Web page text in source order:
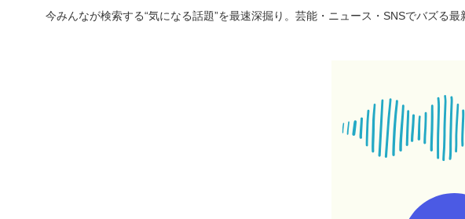
今みんなが検索する“気になる話題”を最速深掘り。芸能・ニュース・SNSでバズる